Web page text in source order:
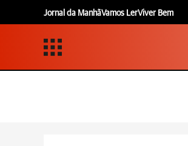
Jornal da ManhãVamos LerViver Bem